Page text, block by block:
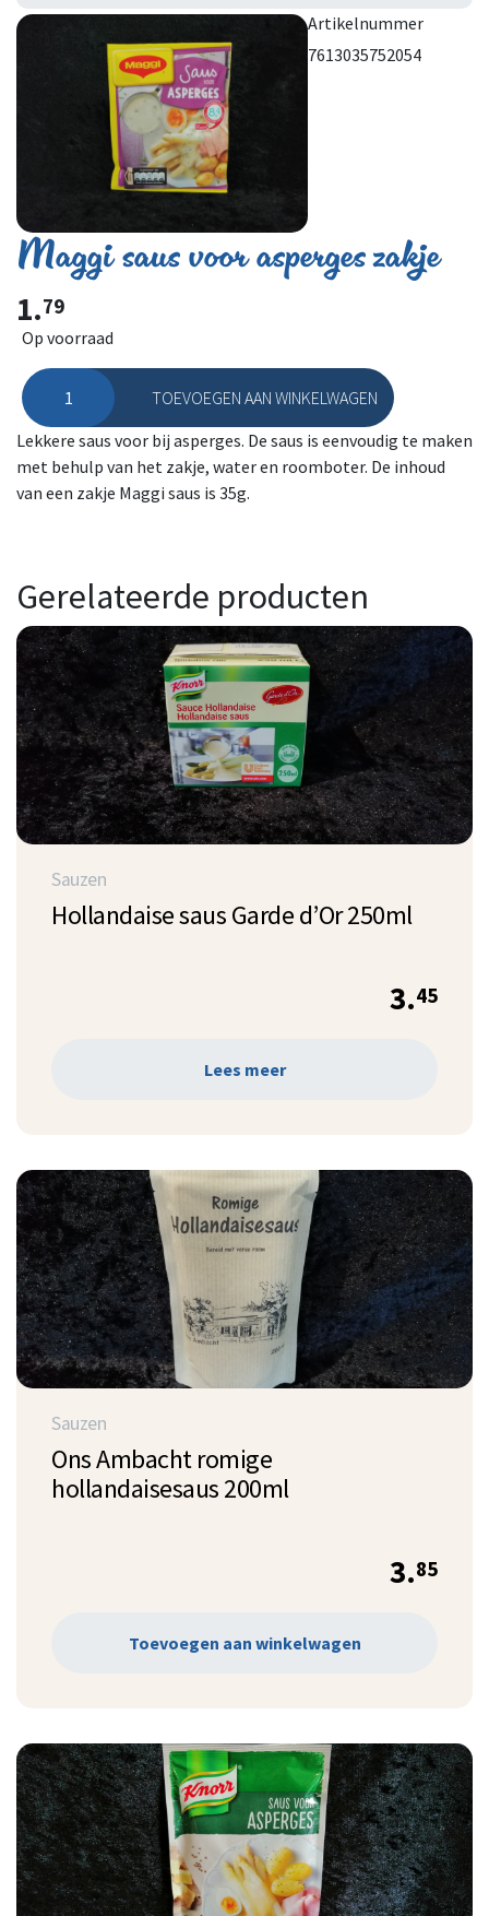
Artikelnummer
7613035752054
Maggi saus voor asperges zakje
1.79
Op voorraad
Maggi saus voor asperges zakje aantal
TOEVOEGEN AAN WINKELWAGEN
Lekkere saus voor bij asperges. De saus is eenvoudig te maken
met behulp van het zakje, water en roomboter. De inhoud
van een zakje Maggi saus is 35g.
Gerelateerde producten
Sauzen
Hollandaise saus Garde d’Or 250ml
3.45
Lees meer
Sauzen
Ons Ambacht romige
hollandaisesaus 200ml
3.85
Toevoegen aan winkelwagen